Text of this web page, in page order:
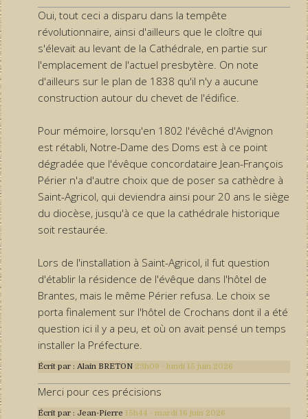
Oui, tout ceci a disparu dans la tempête
révolutionnaire, ainsi d'ailleurs que le cloître qui
s'élevait au levant de la Cathédrale, en partie sur
l'emplacement de l'actuel presbytère. On note
d'ailleurs sur le plan de 1838 qu'il n'y a aucune
construction autour du chevet de l'édifice.
Pour mémoire, lorsqu'en 1802 l'évêché d'Avignon
est rétabli, Notre-Dame des Doms est à ce point
dégradée que l'évêque concordataire Jean-François
Périer n'a d'autre choix que de poser sa cathèdre à
Saint-Agricol, qui deviendra ainsi pour 20 ans le siège
du diocèse, jusqu'à ce que la cathédrale historique
soit restaurée.
Lors de l'installation à Saint-Agricol, il fut question
d'établir la résidence de l'évêque dans l'hôtel de
Brantes, mais le même Périer refusa. Le choix se
porta finalement sur l'hôtel de Crochans dont il a été
question ici il y a peu, et où on avait pensé un temps
installer la Préfecture.
Écrit par :Alain BRETON 23h09 -lundi 15 juin 2026
Merci pour ces précisions
Écrit par : Jean-Pierre 15h44 -mardi 16 juin 2026